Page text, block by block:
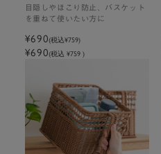
売り）
目隠しやほこり防止、バスケット
を重ねて使いたい方に
¥690(税込¥759)
¥690(税込 ¥759 )